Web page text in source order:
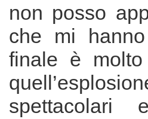
non posso
che mi
finale è
spettacolari